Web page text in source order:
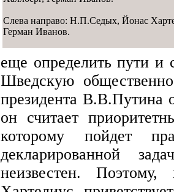
Слева направо: Н.П.Седых, Йонас
Герман Иванов.
еще определить пути и
Шведскую
президента В.В.Путина
он считает
которому пойдет
декларированной
неизвестен.